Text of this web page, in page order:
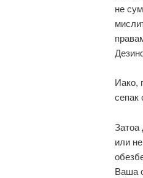
не
Иако,
сепак
Затоа
или
Ваша